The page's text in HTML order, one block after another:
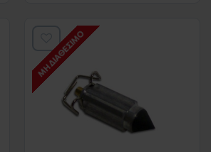
ΜΗ ΔΙΑΘΈΣΙΜΟ